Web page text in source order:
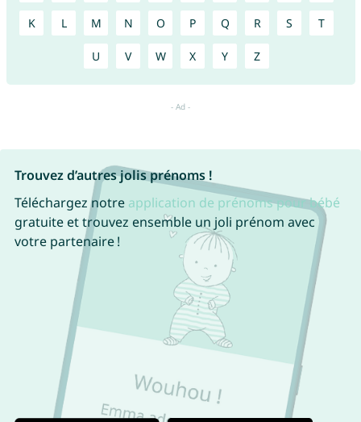
K L M N O P Q R S T
U V W X Y Z
Trouvez d’autres jolis prénoms !
Téléchargez notre application de prénoms pour bébé
gratuite et trouvez ensemble un joli prénom avec
votre partenaire !